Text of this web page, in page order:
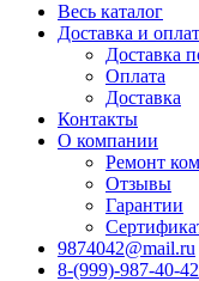
Весь каталог
Доставка и
Доставка
Оплата
Доставка
Контакты
О компании
Ремонт
Отзывы
Гарантии
9874042@mail.ru
8-(999)-987-40-42